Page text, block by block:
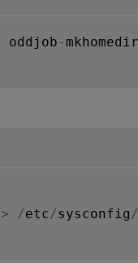
- mkhomedir
/etc/sysconfig /